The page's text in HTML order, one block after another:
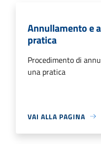
Annullamento e
pratica
Procedimento di
una pratica
VAI ALLA PAGINA